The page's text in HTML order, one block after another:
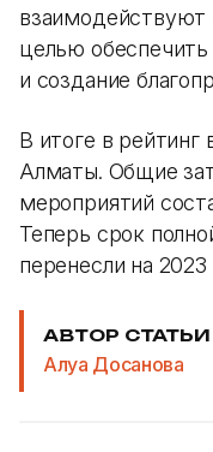
взаимодействуют
целью обеспечить
и создание
В итоге в рейтинг
Алматы. Общие
мероприятий
Теперь срок
перенесли на 2023
АВТОР СТАТЬИ
Алуа Досанова